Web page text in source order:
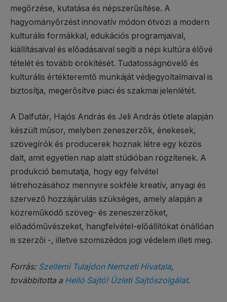
megőrzése, kutatása és népszerűsítése. A
hagyományőrzést innovatív módon ötvözi a modern
kulturális formákkal, edukációs programjaival,
kiállításaival és előadásaival segíti a népi kultúra élővé
tételét és tovább örökítését. Tudatosságnövelő és
kulturális értékteremtő munkáját védjegyoltalmaival is
biztosítja, megerősítve piaci és szakmai jelenlétét.
A Dalfutár, Hajós András és Jeli András ötlete alapján
készült műsor, melyben zeneszerzők, énekesek,
szövegírók és producerek hoznak létre egy közös
dalt, amit egyetlen nap alatt stúdióban rögzítenek. A
produkció bemutatja, hogy egy felvétel
létrehozásához mennyire sokféle kreatív, anyagi és
szervező hozzájárulás szükséges, amely alapján a
közreműködő szöveg- és zeneszerzőket,
előadóművészeket, hangfelvétel-előállítókat önállóan
is szerzői -, illetve szomszédos jogi védelem illeti meg.
Forrás: Szellemi Tulajdon Nemzeti Hivatala,
továbbította a Helló Sajtó! Üzleti Sajtószolgálat.